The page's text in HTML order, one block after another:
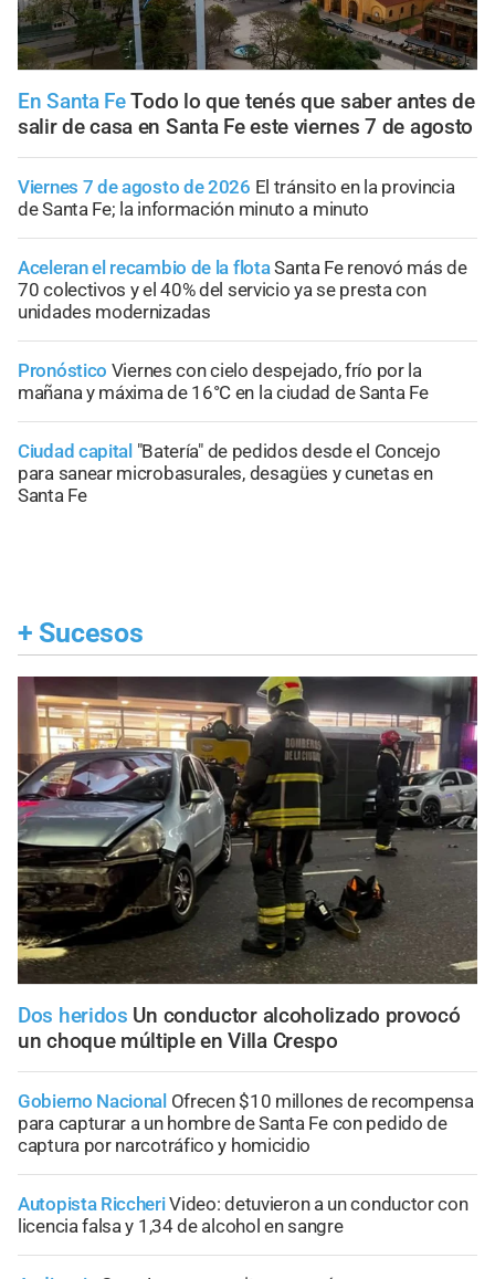
En Santa FeTodo lo que tenés que saber antes de
salir de casa en Santa Fe este viernes 7 de agosto
Viernes 7 de agosto de 2026 El tránsito en la provincia
de Santa Fe; la información minuto a minuto
Aceleran el recambio de la flotaSanta Fe renovó más de
70 colectivos y el 40% del servicio ya se presta con
unidades modernizadas
Pronóstico Viernes con cielo despejado, frío por la
mañana y máxima de 16°C en la ciudad de Santa Fe
Ciudad capital "Batería" de pedidos desde el Concejo
para sanear microbasurales, desagües y cunetas en
Santa Fe
+ Sucesos
Dos heridos Un conductor alcoholizado provocó
un choque múltiple en Villa Crespo
Gobierno Nacional Ofrecen $10 millones de recompensa
para capturar a un hombre de Santa Fe con pedido de
captura por narcotráfico y homicidio
Autopista RiccheriVideo: detuvieron a un conductor con
licencia falsa y 1,34 de alcohol en sangre